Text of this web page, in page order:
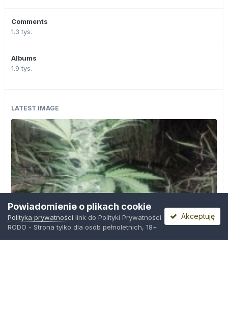
Comments
1.3 tys.
Albums
1.9 tys.
LATEST IMAGE
Powiadomienie o plikach cookie
Polityka prywatności link do Polityki Prywatności
RODO - Strona tylko dla osób pełnoletnich, 18+
Akceptuję